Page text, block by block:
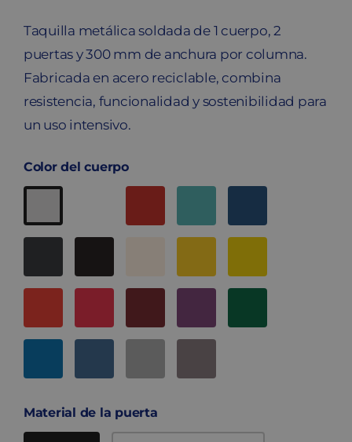
Taquilla metálica soldada de 1 cuerpo, 2
puertas y 300 mm de anchura por columna.
Fabricada en acero reciclable, combina
resistencia, funcionalidad y sostenibilidad para
un uso intensivo.
Color del cuerpo
Material de la puerta